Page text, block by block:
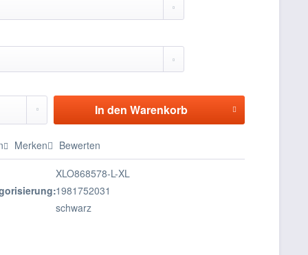
In den Warenkorb
Merken Bewerten
XLO868578-L-XL
1981752031
schwarz